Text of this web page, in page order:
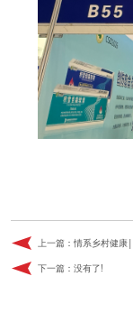
上一篇： 情系乡村健康
下一篇：没有了!